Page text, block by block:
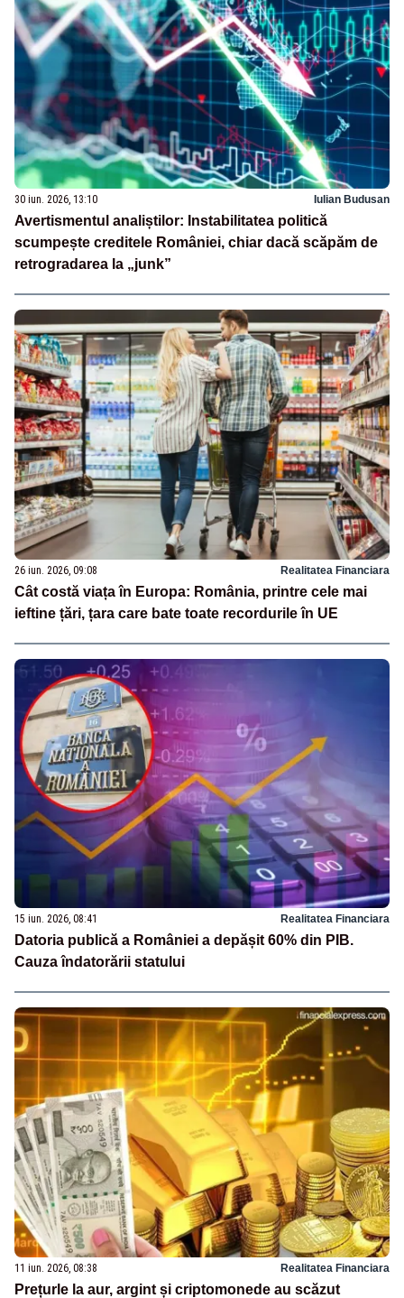
30 iun. 2026, 13:10 Iulian Budusan
Avertismentul analiștilor: Instabilitatea politică
scumpește creditele României, chiar dacă scăpăm de
retrogradarea la „junk”
26 iun. 2026, 09:08 Realitatea Financiara
Cât costă viața în Europa: România, printre cele mai
ieftine țări, țara care bate toate recordurile în UE
15 iun. 2026, 08:41 Realitatea Financiara
Datoria publică a României a depășit 60% din PIB.
Cauza îndatorării statului
11 iun. 2026, 08:38 Realitatea Financiara
Prețurle la aur, argint și criptomonede au scăzut